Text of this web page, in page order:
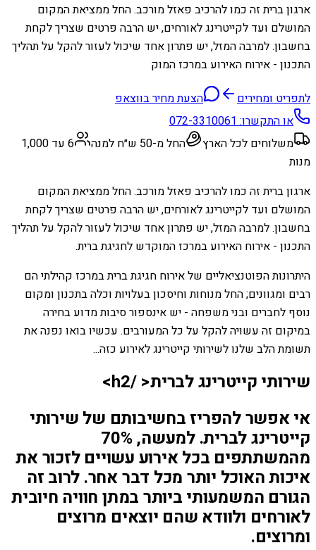
ארגון ברית זה כמו להרכיב פאזל מורכב. החל ממציאת המקום
המושלם ועד לקייטרינג לאורחים, יש הרבה פרטים שצריך לקחת
בחשבון. למרבה המזל, יש פתרון אחד שיכול לעזור להקל על תהליך
התכנון - אירוח האירוע במרכז המוק
לתפריט ומחירים
הצעת מחיר בווצאפ
או התקשרו:072-3310061
משלוחים לכל הארץ
החל מ-50 ש״ח למנה
6 עד 1,000
מנות
ארגון ברית זה כמו להרכיב פאזל מורכב. החל ממציאת המקום
המושלם ועד לקייטרינג לאורחים, יש הרבה פרטים שצריך לקחת
בחשבון. למרבה המזל, יש פתרון אחד שיכול לעזור להקל על תהליך
התכנון - אירוח האירוע במרכז המוקדש לחגיגת ברית.
היתרונות הפוטנציאליים של אירוח חגיגת ברית במרכז קהילתי הם
רבים ומגוונים; החל מנוחות וחיסכון בעלויות וכלה בתכנון ומקום
נוסף לחברים ובני משפחה - יש אינספור סיבות מדוע בחירה
במיקום זה עשויה להקל על כל המעורבים. עכשיו בואו נפנה את
תשומת הלב שלנו לשירותי קייטרינג לאירוע כזה...
שירותי קייטרינג לברית< /h2>
אי אפשר להפריז בחשיבותם של שירותי
קייטרינג לברית. למעשה, 70%
מהמשתתפים בכל אירוע עשויים לזכור את
איכות האוכל יותר מכל דבר אחר. לרוב זה
הגורם המשמעותי ביותר במתן חוויה חיובית
לאורחים ולוודא שהם יוצאים מרוצים
ומרוצים.